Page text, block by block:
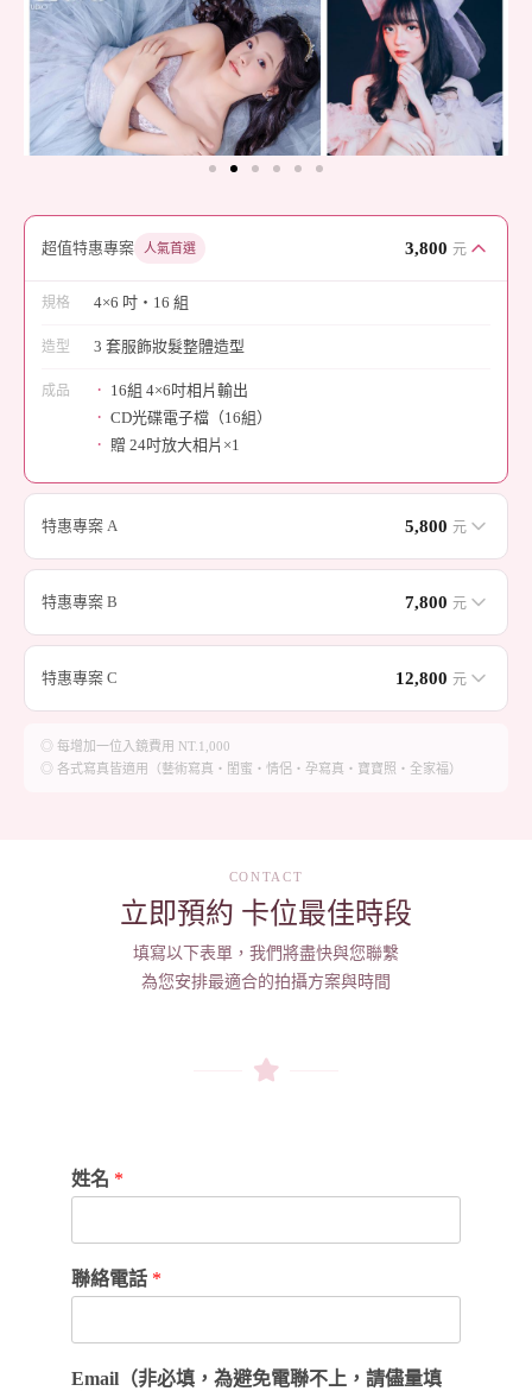
超值特惠專案 人氣首選 3,800 元
規格 4×6 吋・16 組
造型 3 套服飾妝髮整體造型
成品
16組 4×6吋相片輸出
CD光碟電子檔（16組）
贈 24吋放大相片×1
特惠專案 A 5,800 元
成品
20組 5×7吋雜誌相本
特惠專案 B 7,800 元
成品
24組 6×9吋雜誌相本
CD光碟電子檔（24組）
特惠專案 C 12,800 元
造型 5 套服飾妝髮整體造型
贈 30吋放大相片×1
◎ 每增加一位入鏡費用 NT.1,000
◎ 各式寫真皆適用（藝術寫真・閨蜜・情侶・孕寫真・寶寶照・全家福）
CONTACT
立即預約 卡位最佳時段
填寫以下表單，我們將盡快與您聯繫
為您安排最適合的拍攝方案與時間
姓名 *
聯絡電話 *
Email（非必填，為避免電聯不上，請儘量填